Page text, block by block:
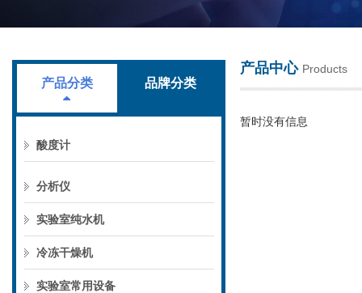
产品分类 品牌分类
酸度计
分析仪
实验室纯水机
冷冻干燥机
实验室常用设备
产品中心 Products
暂时没有信息